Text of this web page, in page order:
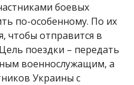
боевых
по-особенному. По их
чтобы отправится в
поездки – передать
военнослужащим, а
Украины с